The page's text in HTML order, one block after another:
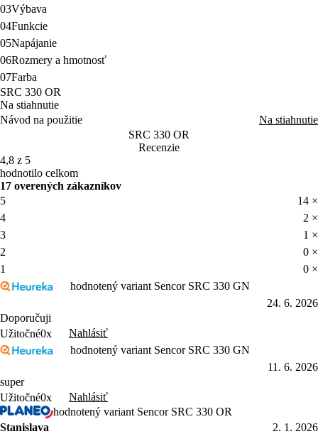
03Výbava
04Funkcie
05Napájanie
06Rozmery a hmotnosť
07Farba
SRC 330 OR
Na stiahnutie
Návod na použitie
Na stiahnutie
SRC 330 OR
Recenzie
4,8 z 5
hodnotilo celkom
17 overených zákazníkov
5
14 ×
4
2 ×
3
1 ×
2
0 ×
1
0 ×
hodnotený variant Sencor SRC 330 GN
24. 6. 2026
Doporučuji
Užitočné0x
Nahlásiť
hodnotený variant Sencor SRC 330 GN
11. 6. 2026
super
Užitočné0x
Nahlásiť
hodnotený variant Sencor SRC 330 OR
Stanislava
2. 1. 2026